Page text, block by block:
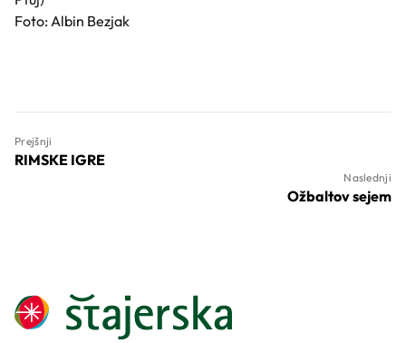
Foto: Albin Bezjak
Prejšnji
RIMSKE IGRE
Naslednji
Ožbaltov sejem